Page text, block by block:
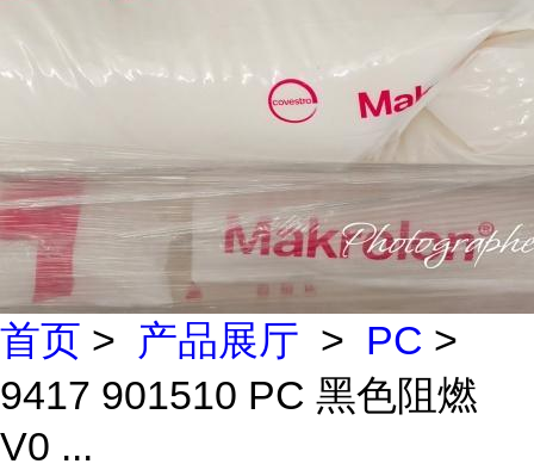
首页 > 产品展厅 > PC >
9417 901510 PC 黑色阻燃
V0 ...